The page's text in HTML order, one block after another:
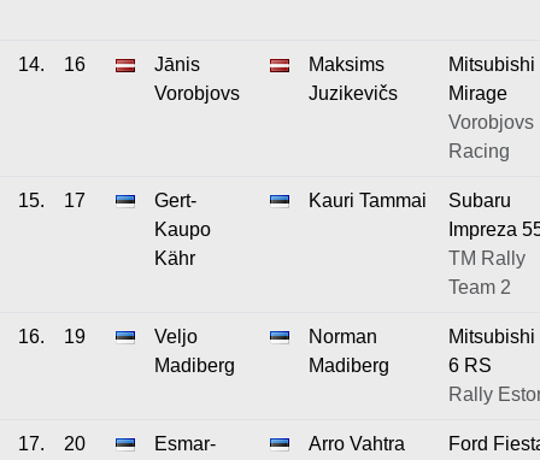
14. 16
Jānis
Vorobjovs
Maksims
Juzikevičs
Mitsubishi
Mirage
Vorobjovs
Racing
15. 17
Gert-
Kaupo
Kähr
Kauri Tammai
Subaru
Impreza
TM Rally
Team 2
16. 19
Veljo
Madiberg
Norman
Madiberg
Mitsubishi
6 RS
Rally
17. 20
Esmar-
Arro Vahtra
Ford